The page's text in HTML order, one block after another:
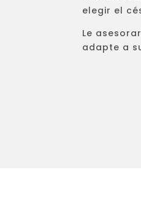
elegir el
Le
adapte a